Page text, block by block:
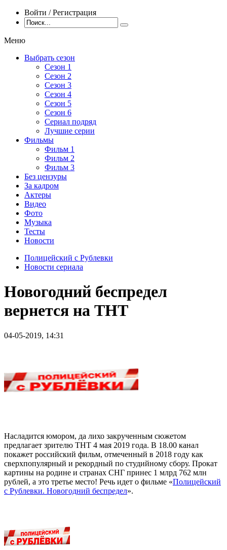
Войти / Регистрация
Меню
Выбрать сезон
Сезон 1
Сезон 2
Сезон 3
Сезон 4
Сезон 5
Сезон 6
Сериал подряд
Лучшие серии
Фильмы
Фильм 1
Фильм 2
Фильм 3
Без цензуры
За кадром
Актеры
Видео
Фото
Музыка
Тесты
Новости
Полицейский с Рублевки
Новости сериала
Новогодний беспредел
вернется на ТНТ
04-05-2019, 14:31
Насладится юмором, да лихо закрученным сюжетом
предлагает зрителю ТНТ 4 мая 2019 года. В 18.00 канал
покажет российский фильм, отмеченный в 2018 году как
сверхпопулярный и рекордный по студийному сбору. Прокат
картины на родине и странах СНГ принес 1 млрд 762 млн
рублей, а это третье место! Речь идет о фильме «Полицейский
с Рублевки. Новогодний беспредел».